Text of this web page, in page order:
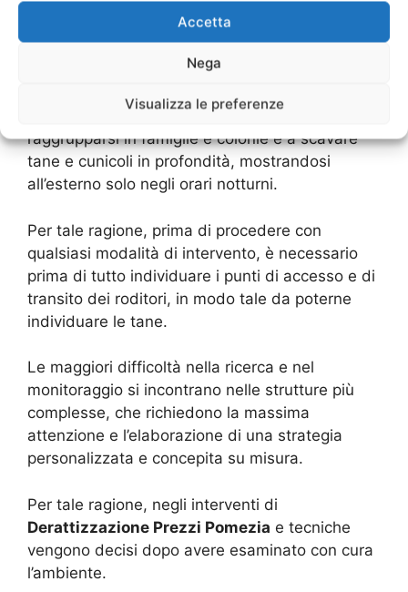
Accetta
Nega
Visualizza le preferenze
e discariche, che offrono a questi animaletti
un’ottima fonte di sostentamento. Per
sopravvivere, i topi richiedono pochissime
risorse, inoltre si adattano con estrema facilità
ad ambienti e temperature diverse, tendono a
raggrupparsi in famiglie e colonie e a scavare
tane e cunicoli in profondità, mostrandosi
all’esterno solo negli orari notturni.
Per tale ragione, prima di procedere con
qualsiasi modalità di intervento, è necessario
prima di tutto individuare i punti di accesso e di
transito dei roditori, in modo tale da poterne
individuare le tane.
Le maggiori difficoltà nella ricerca e nel
monitoraggio si incontrano nelle strutture più
complesse, che richiedono la massima
attenzione e l’elaborazione di una strategia
personalizzata e concepita su misura.
Per tale ragione, negli interventi di
Derattizzazione Prezzi Pomezia e tecniche
vengono decisi dopo avere esaminato con cura
l’ambiente.